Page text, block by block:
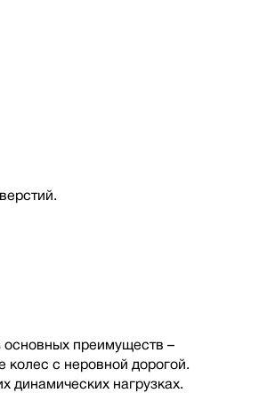
основных преимуществ –
колес с неровной дорогой.
динамических нагрузках.